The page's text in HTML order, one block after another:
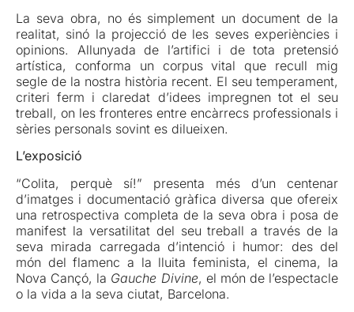
La seva obra, no és simplement un document de la
realitat, sinó la projecció de les seves experiències i
opinions. Allunyada de l’artifici i de tota pretensió
artística, conforma un corpus vital que recull mig
segle de la nostra història recent. El seu temperament,
criteri ferm i claredat d’idees impregnen tot el seu
treball, on les fronteres entre encàrrecs professionals i
sèries personals sovint es dilueixen.
L’exposició
“Colita, perquè sí!” presenta més d’un centenar
d’imatges i documentació gràfica diversa que ofereix
una retrospectiva completa de la seva obra i posa de
manifest la versatilitat del seu treball a través de la
seva mirada carregada d’intenció i humor: des del
món del flamenc a la lluita feminista, el cinema, la
Nova Cançó, la Gauche Divine, el món de l’espectacle
o la vida a la seva ciutat, Barcelona.